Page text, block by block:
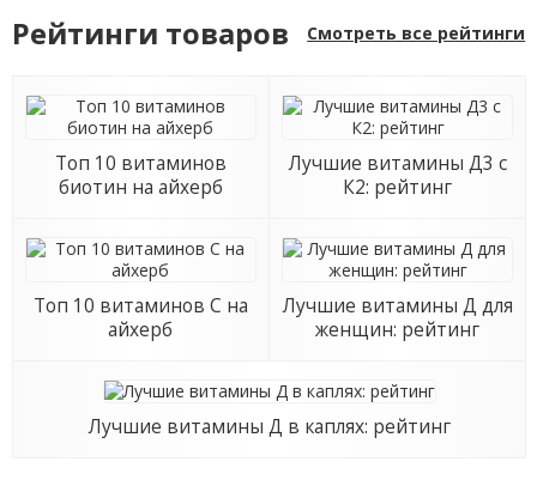
Рейтинги товаров Смотреть все рейтинги
Топ 10 витаминов
биотин на айхерб
Лучшие витамины Д3 с
К2: рейтинг
Топ 10 витаминов С на
айхерб
Лучшие витамины Д для
женщин: рейтинг
Лучшие витамины Д в каплях: рейтинг